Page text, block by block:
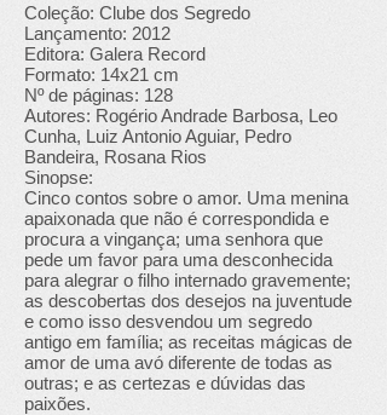
Coleção: Clube dos Segredo
Lançamento: 2012
Editora: Galera Record
Formato: 14x21 cm
Nº de páginas: 128
Autores: Rogério Andrade Barbosa, Leo
Cunha, Luiz Antonio Aguiar, Pedro
Bandeira, Rosana Rios
Sinopse:
Cinco contos sobre o amor. Uma menina
apaixonada que não é correspondida e
procura a vingança; uma senhora que
pede um favor para uma desconhecida
para alegrar o filho internado gravemente;
as descobertas dos desejos na juventude
e como isso desvendou um segredo
antigo em família; as receitas mágicas de
amor de uma avó diferente de todas as
outras; e as certezas e dúvidas das
paixões.